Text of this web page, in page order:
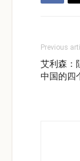
Previous
艾利森：
中国的四